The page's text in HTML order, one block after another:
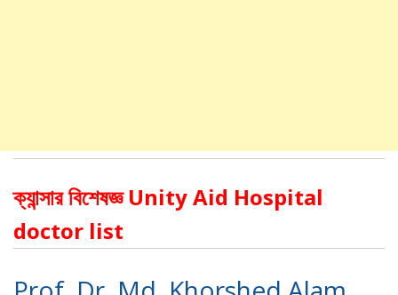
ক্যান্সার বিশেষজ্ঞ Unity Aid Hospital
doctor list